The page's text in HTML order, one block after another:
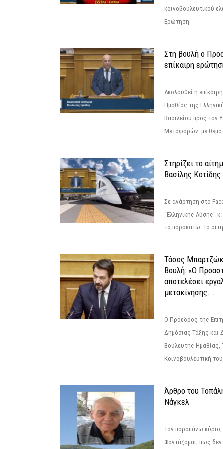
κοινοβουλευτικού
Ερώτηση
Στη βουλή ο
επίκαιρη
Ακολουθεί η
Ημαθίας της
Βασιλείου προς τον
Μεταφορών με θέμα:
Στηρίζει το
Βασίλης Κοτίδης
Σε ανάρτηση στο
"Ελληνικής Λύσης"
τα παρακάτω: Το
Τάσος
Βουλή: «Ο
αποτελέσει
μετακίνησης...
Ο Πρόεδρος της
Δημόσιας Τάξης και
Βουλευτής
Κοινοβουλευτική
Άρθρο του
Νάγκελ
Τον παραπάνω
Φαντάζομαι, πως δεν